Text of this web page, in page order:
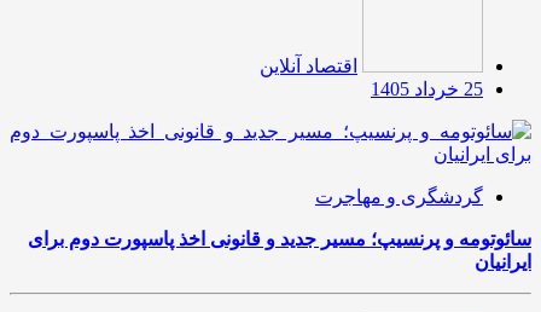
اقتصاد آنلاین
25 خرداد 1405
گردشگری و مهاجرت
سائوتومه و پرنسیپ؛ مسیر جدید و قانونی اخذ پاسپورت دوم برای
ایرانیان